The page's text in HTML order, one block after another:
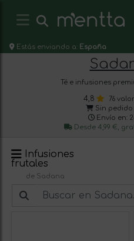
Estás enviando a: España
Té e infusiones
4,8
76
Sin pedido
Envío en:
Desde 4,99 €,
frutales
de Sadana